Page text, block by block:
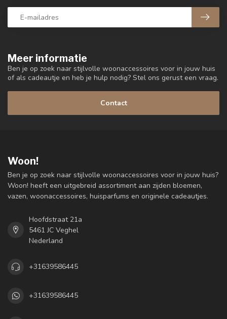
Meer informatie
Ben je op zoek naar stijlvolle woonaccessoires voor in jouw huis
of als cadeautje en heb je hulp nodig? Stel ons gerust een vraag.
Contact
Woon!
Ben je op zoek naar stijlvolle woonaccessoires voor in jouw huis?
Woon! heeft een uitgebreid assortiment aan zijden bloemen,
vazen, woonaccessoires, huisparfums en originele cadeautjes.
Hoofdstraat 21a
5461 JC Veghel
Nederland
+31639586445
+31639586445